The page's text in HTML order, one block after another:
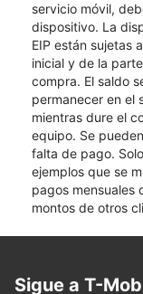
servicio móvil,
dispositivo. La
EIP están sujetas
inicial y de la
compra. El saldo
permanecer en el
mientras dure el
equipo. Se
falta de pago.
ejemplos que se
pagos mensuales
montos de otros